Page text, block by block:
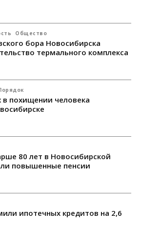
Общество
бора Новосибирска
термального комплекса
похищении человека
80 лет в Новосибирской
повышенные пенсии
ипотечных кредитов на 2,6